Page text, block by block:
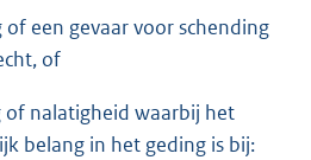
of een gevaar voor schending
of
of nalatigheid waarbij het
belang in het geding is bij: